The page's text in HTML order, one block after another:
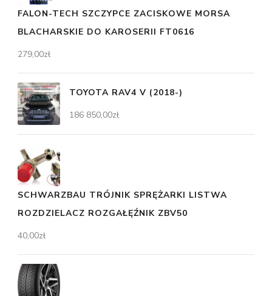
FALON-TECH SZCZYPCE ZACISKOWE MORSA
BLACHARSKIE DO KAROSERII FT0616
279,00zł
TOYOTA RAV4 V (2018-)
186 850,00zł
SCHWARZBAU TRÓJNIK SPRĘŻARKI LISTWA
ROZDZIELACZ ROZGAŁĘŹNIK ZBV50
40,00zł